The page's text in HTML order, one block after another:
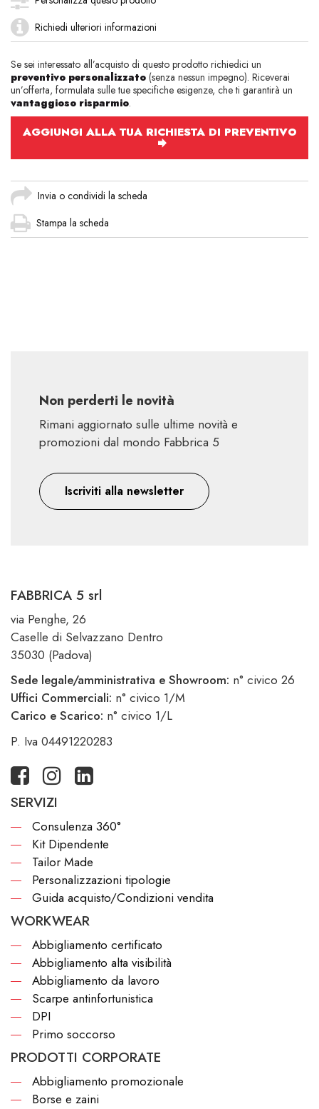
Richiedi ulteriori informazioni
Se sei interessato all’acquisto di questo prodotto richiedici un
preventivo personalizzato (senza nessun impegno). Riceverai
un’offerta, formulata sulle tue specifiche esigenze, che ti garantirà un
vantaggioso risparmio.
AGGIUNGI ALLA TUA RICHIESTA DI PREVENTIVO
Invia o condividi la scheda
Stampa la scheda
Non perderti le novità
Rimani aggiornato sulle ultime novità e
promozioni dal mondo Fabbrica 5
Iscriviti alla newsletter
FABBRICA 5 srl
via Penghe, 26
Caselle di Selvazzano Dentro
35030 (Padova)
Sede legale/amministrativa e Showroom: n° civico 26
Uffici Commerciali: n° civico 1/M
Carico e Scarico: n° civico 1/L
P. Iva 04491220283
SERVIZI
Consulenza 360°
Kit Dipendente
Tailor Made
Personalizzazioni tipologie
Guida acquisto/Condizioni vendita
WORKWEAR
Abbigliamento certificato
Abbigliamento alta visibilità
Abbigliamento da lavoro
Scarpe antinfortunistica
DPI
Primo soccorso
PRODOTTI CORPORATE
Abbigliamento promozionale
Borse e zaini